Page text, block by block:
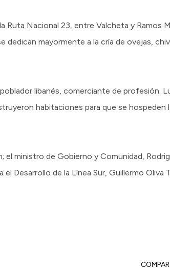
Ruta Nacional 23, entre Valcheta y Ramos
dedican mayormente a la cría de ovejas,
libanés, comerciante de profesión.
habitaciones para que se hospeden
el ministro de Gobierno y Comunidad,
Desarrollo de la Línea Sur, Guillermo Oliva